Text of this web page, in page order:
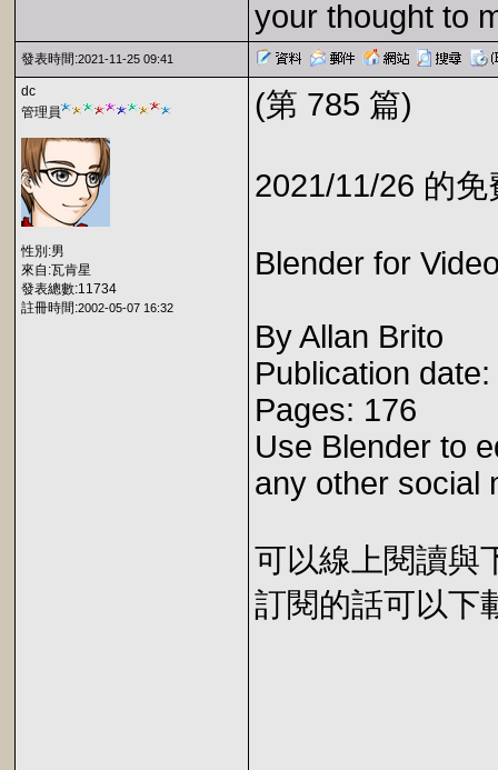
your thought to
發表時間:2021-11-25 09:41
dc
管理員
性別:男
來自:瓦肯星
發表總數:11734
註冊時間:2002-05-07 16:32
(第 785 篇)
2021/11/26 的
Blender for
By Allan Brito
Publication
Pages: 176
Use Blender to
any other social
可以線上閱讀與
訂閱的話可以下